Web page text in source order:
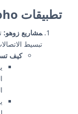
تطبيقات Zoho لمواجهة هذه التحديات:
مشاريع زوهو:
تبسيط
كيف